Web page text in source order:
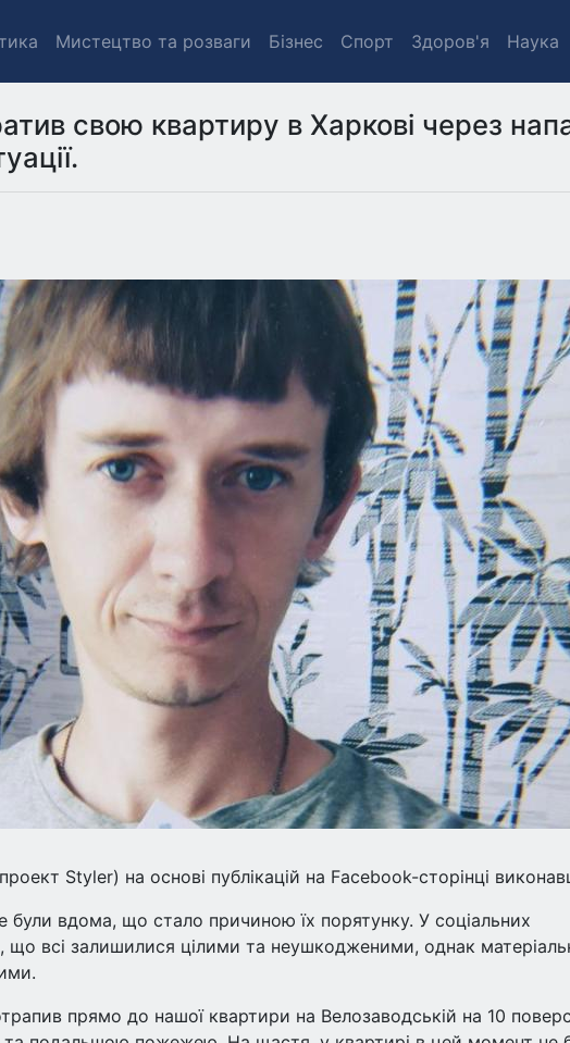
Мистецтво та розваги Бізнес Спорт Здоров'я Наука
свою квартиру в Харкові через
Styler) на основі публікацій на Facebook-сторінці
були вдома, що стало причиною їх порятунку. У соціальних
що всі залишилися цілими та неушкодженими, однак
прямо до нашої квартири на Велозаводській на 10